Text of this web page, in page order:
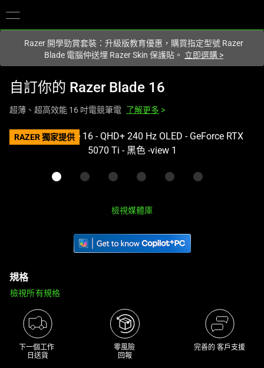
Razer 開學勁賞套裝：升級版教育優惠，購買指定型號 Razer
Blade 電腦仲送埋 Razer Skin 保護貼。 立即選購 >
自訂你的 Razer Blade 16
超薄、超高效能 16 吋電競筆電 了解更多 >
This
track
of
below.
Select
any
RAZER 獨家提供
檢視媒體庫
規格
檢視所有規格
下一個工作
日送貨
零風險
回報
完善的 客戶支援